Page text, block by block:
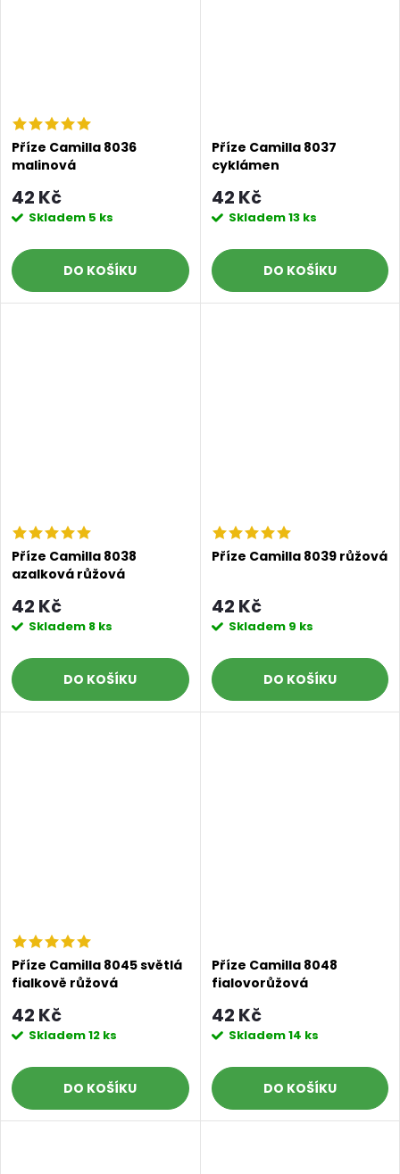
Příze Camilla 8036
malinová
42 Kč
Skladem 5 ks
DO KOŠÍKU
Příze Camilla 8037
cyklámen
42 Kč
Skladem13 ks
DO KOŠÍKU
Příze Camilla 8038
azalková růžová
42 Kč
Skladem 8 ks
DO KOŠÍKU
Příze Camilla 8039 růžová
42 Kč
Skladem 9 ks
DO KOŠÍKU
Příze Camilla 8045 světlá
fialkově růžová
42 Kč
Skladem12 ks
DO KOŠÍKU
Příze Camilla 8048
fialovorůžová
42 Kč
Skladem14 ks
DO KOŠÍKU